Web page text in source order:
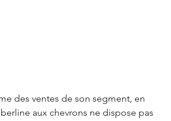
des ventes de son segment, en
aux chevrons ne dispose pas